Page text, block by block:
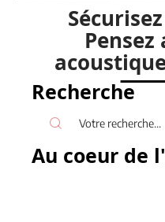
Recherche
Au coeur de